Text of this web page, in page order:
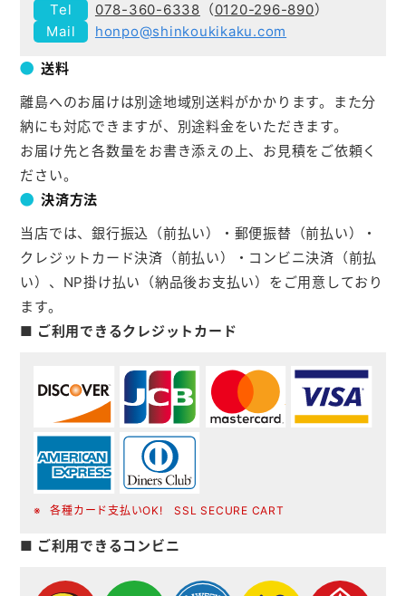
078-360-6338 （0120-296-890）
honpo@shinkoukikaku.com
送料
離島へのお届けは別途地域別送料がかかります。また分
納にも対応できますが、別途料金をいただきます。
お届け先と各数量をお書き添えの上、お見積をご依頼く
ださい。
決済方法
当店では、銀行振込（前払い）・郵便振替（前払い）・
クレジットカード決済（前払い）・コンビニ決済（前払
い）、NP掛け払い（納品後お支払い）をご用意しており
ます。
■ ご利用できるクレジットカード
各種カード支払いOK! SSL SECURE CART
■ ご利用できるコンビニ